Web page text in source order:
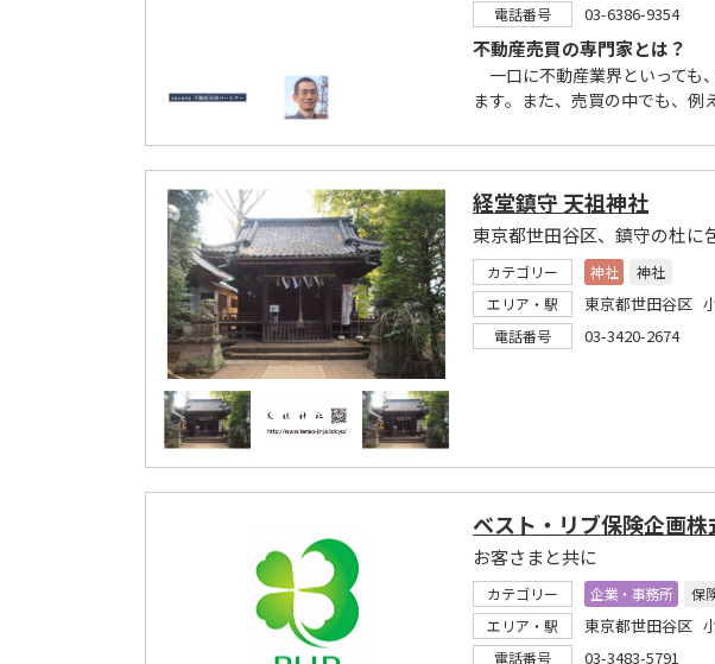
電話番号 03-6386-9354
不動産売買の専門家とは？
一口に不動産業界といっても
ます。また、売買の中でも、例
経堂鎮守 天祖神社
東京都世田谷区、鎮守の杜に
カテゴリー 神社
神社
エリア・駅
東京都世田谷区
電話番号 03-3420-2674
ベスト・リブ保険企画株
お客さまと共に
カテゴリー 企業・事務所
保
エリア・駅
東京都世田谷区
電話番号 03-3483-5791